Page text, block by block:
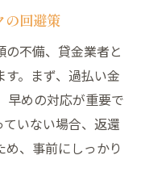
金の安心相談術
安心の選び方
訳と注意ポイン
全な進め方とは
の回避策
不備、貸金業者と
。まず、過払い金
早めの対応が重要で
いない場合、返還
、事前にしっかり